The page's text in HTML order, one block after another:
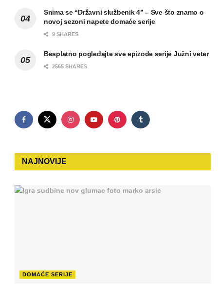
Snima se “Državni službenik 4” – Sve što znamo o
novoj sezoni napete domaće serije
9 SHARES
Besplatno pogledajte sve epizode serije Južni vetar
2565 SHARES
NAJNOVIJE
DOMAĆE SERIJE